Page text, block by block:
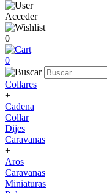
Acceder
0
0
Collares
+
Cadena
Collar
Dijes
Caravanas
+
Aros
Caravanas
Miniaturas